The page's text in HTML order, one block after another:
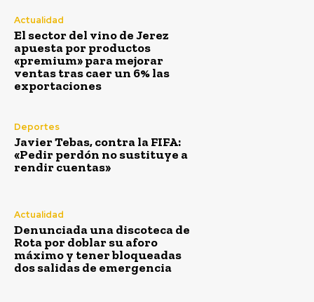
Actualidad
El sector del vino de Jerez
apuesta por productos
«premium» para mejorar
ventas tras caer un 6% las
exportaciones
Deportes
Javier Tebas, contra la FIFA:
«Pedir perdón no sustituye a
rendir cuentas»
Actualidad
Denunciada una discoteca de
Rota por doblar su aforo
máximo y tener bloqueadas
dos salidas de emergencia